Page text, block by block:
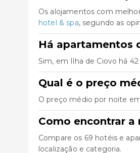
Os alojamentos com
hotel & spa, segundo as
Há apartamentos
Sim, em Ilha de Ciovo há
Qual é o preço
O preço médio por noite
Como encontrar
Compare os 69 hotéis e
localização e categoria.